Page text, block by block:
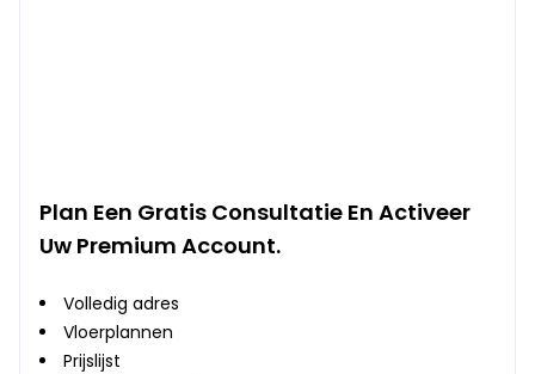
Plan Een Gratis Consultatie En Activeer
Uw Premium Account.
Volledig adres
Vloerplannen
Prijslijst